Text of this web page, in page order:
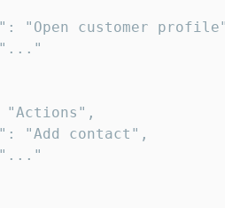
"Open customer
"Actions",
"Add contact",